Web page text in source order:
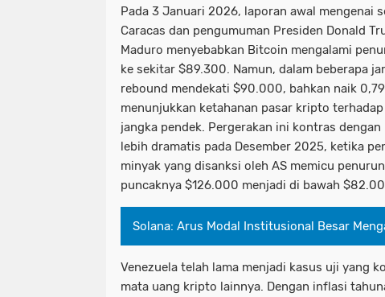
Pada 3 Januari 2026, laporan awal mengenai
Caracas dan pengumuman Presiden Donald
Maduro menyebabkan Bitcoin mengalami
ke sekitar $89.300. Namun, dalam beberapa
rebound mendekati $90.000, bahkan naik
menunjukkan ketahanan pasar kripto
jangka pendek. Pergerakan ini kontras dengan
lebih dramatis pada Desember 2025, ketika
minyak yang disanksi oleh AS memicu
puncaknya $126.000 menjadi di bawah
Solana: Arus Modal Institusional Besar
Venezuela telah lama menjadi kasus uji yang
mata uang kripto lainnya. Dengan inflasi